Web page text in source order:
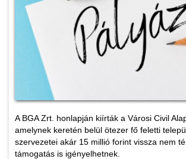
A BGA Zrt. honlapján kiírták a Városi Civil
amelynek keretén belül ötezer fő feletti
szervezetei akár 15 millió forint vissza nem
támogatás is igényelhetnek.